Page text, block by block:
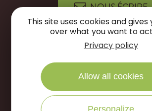
NOUS ÉCRIRE
NOUS APPELER
Office de Tourisme des
Rue des jardins, 45240 La
Aubin
This site uses cookies and
over what you want to
Privacy policy
Allow all cookies